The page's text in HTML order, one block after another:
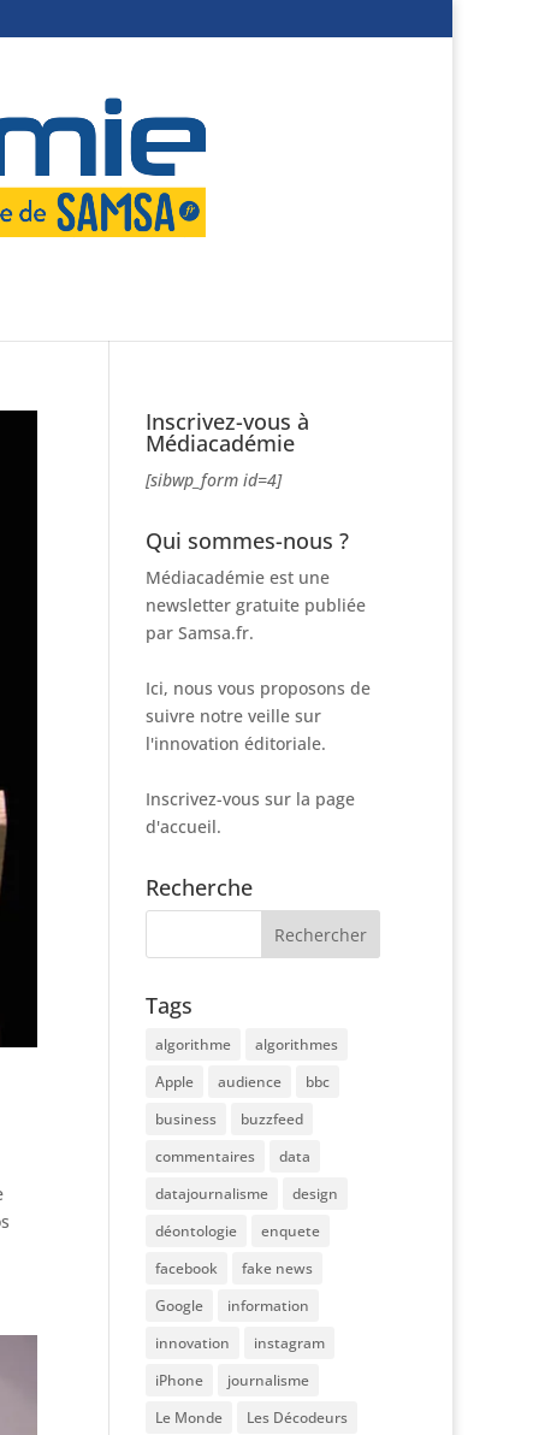
Inscrivez-vous à
Médiacadémie
[sibwp_form id=4]
Qui sommes-nous ?
Médiacadémie est une
newsletter gratuite publiée
par Samsa.fr.
Ici, nous vous proposons de
suivre notre veille sur
l'innovation éditoriale.
Inscrivez-vous sur la page
d'accueil.
Recherche
Tags
algorithme
algorithmes
Apple
audience
bbc
business
buzzfeed
commentaires
data
datajournalisme
design
déontologie
enquete
facebook
fake news
Google
information
innovation
instagram
iPhone
journalisme
Le Monde
Les Décodeurs